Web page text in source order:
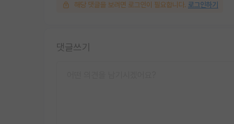
해당 댓글을 보려면 로그인이 필요합니다. 로그인하기
댓글쓰기